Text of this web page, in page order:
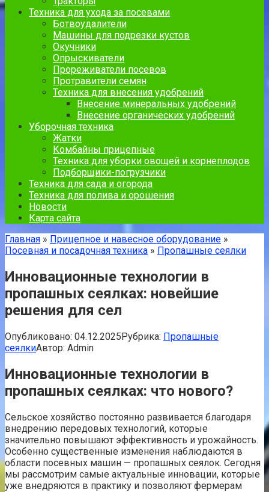
Техника для ухода за посевами
Ботвоудалители
Машины для подрезки кустов
Окучники
Опрыскиватели
Прореживатели посевов
Протравители семян
Техника для внесения удобрений
Внесение минеральных удобрений
Внесение органических удобрений
Уборочная техника
Жатки
Комбайны прицепные
Техника для уборки овощей и корнеплодов
Подборщики-погрузчики
Техника для сада и огорода
Техника для полива и орошения
Новости
Карта сайта
Главная » Прицепное и навесное оборудование »
Посевная и посадочная техника » Пропашные сеялки
Инновационные технологии в
пропашных сеялках: новейшие
решения для сел
Опубликовано: 04.12.2025Рубрика: Пропашные
сеялкиАвтор: Admin
Инновационные технологии в
пропашных сеялках: что нового?
Сельское хозяйство постоянно развивается благодаря
внедрению передовых технологий, которые
значительно повышают эффективность и урожайность.
Особенно существенные изменения наблюдаются в
области посевных машин — пропашных сеялок. Сегодня
мы рассмотрим самые актуальные инновации, которые
уже внедряются в практику и позволяют фермерам